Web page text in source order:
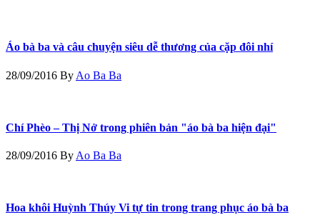
Áo bà ba và câu chuyện siêu dễ thương của cặp đôi nhí
28/09/2016 By Ao Ba Ba
Chí Phèo – Thị Nở trong phiên bản "áo bà ba hiện đại"
28/09/2016 By Ao Ba Ba
Hoa khôi Huỳnh Thúy Vi tự tin trong trang phục áo bà ba